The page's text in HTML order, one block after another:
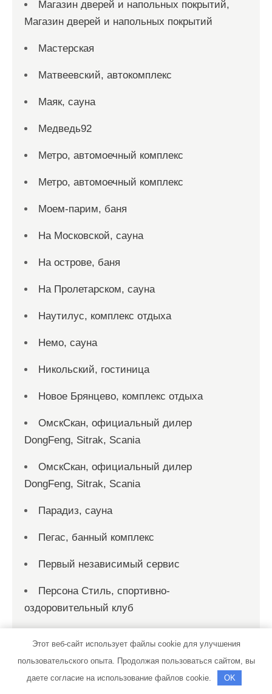
Магазин дверей и напольных покрытий,
Магазин дверей и напольных покрытий
Мастерская
Матвеевский, автокомплекс
Маяк, сауна
Медведь92
Метро, автомоечный комплекс
Метро, автомоечный комплекс
Моем-парим, баня
На Московской, сауна
На острове, баня
На Пролетарском, сауна
Наутилус, комплекс отдыха
Немо, сауна
Никольский, гостиница
Новое Брянцево, комплекс отдыха
ОмскСкан, официальный дилер
DongFeng, Sitrak, Scania
ОмскСкан, официальный дилер
DongFeng, Sitrak, Scania
Парадиз, сауна
Пегас, банный комплекс
Первый независимый сервис
Персона Стиль, спортивно-
оздоровительный клуб
Пещера, сауна
Этот веб-сайт использует файлы cookie для улучшения
пользовательского опыта. Продолжая пользоваться сайтом, вы
даете согласие на использование файлов cookie.
OK